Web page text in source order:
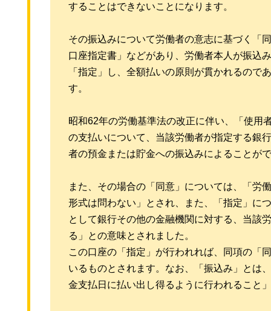
することはできないことになります。
その振込みについて労働者の意志に基づく「
口座指定書」などがあり、労働者本人が振込
「指定」し、全額払いの原則が貫かれるので
す。
昭和62年の労働基準法の改正に伴い、「使用
の支払いについて、当該労働者が指定する銀
者の預金または貯金への振込みによることが
また、その場合の「同意」については、「労
形式は問わない」とされ、また、「指定」に
として銀行その他の金融機関に対する、当該
る」との意味とされました。
この口座の「指定」が行われれば、同項の「
いるものとされます。なお、「振込み」とは
金支払日に払い出し得るように行われること